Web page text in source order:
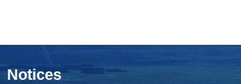
Notices